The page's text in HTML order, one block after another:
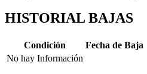
HISTORIAL BAJAS
Condición
Fecha de Baja
No hay Información